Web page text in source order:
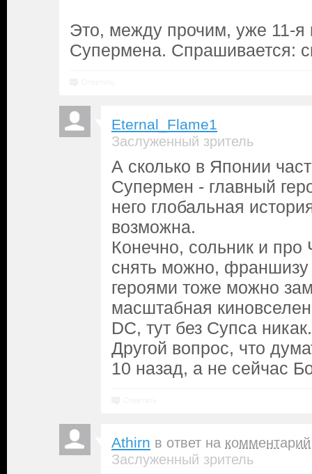
Это, между прочим, уже 11-я
Супермена. Спрашивается:
Eternal_Flame1
Заслуженный зритель
А сколько в Японии
Супермен - главный
него глобальная
возможна.
Конечно, сольник и
снять можно, франшизу
героями тоже можно
масштабная
DC, тут без Супса никак.
Другой вопрос, что
10 назад, а не сейчас
Athirn в ответ на комментарий
Заслуженный зритель